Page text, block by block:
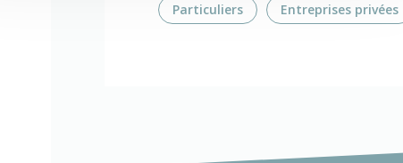
Particuliers Entreprises privées